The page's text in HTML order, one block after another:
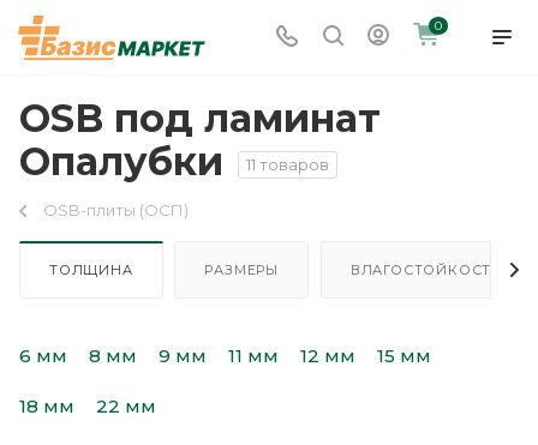
0
OSB под ламинат
Опалубки
11 товаров
OSB-плиты (ОСП)
ТОЛЩИНА РАЗМЕРЫ ВЛАГОСТОЙКОСТЬ
6 мм 8 мм 9 мм 11 мм 12 мм 15 мм
18 мм 22 мм